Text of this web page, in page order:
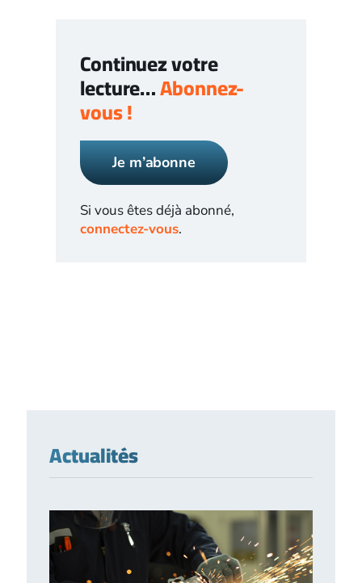
Continuez votre
lecture…Abonnez-
vous !
Je m’abonne
Si vous êtes déjà abonné,
connectez-vous.
Actualités